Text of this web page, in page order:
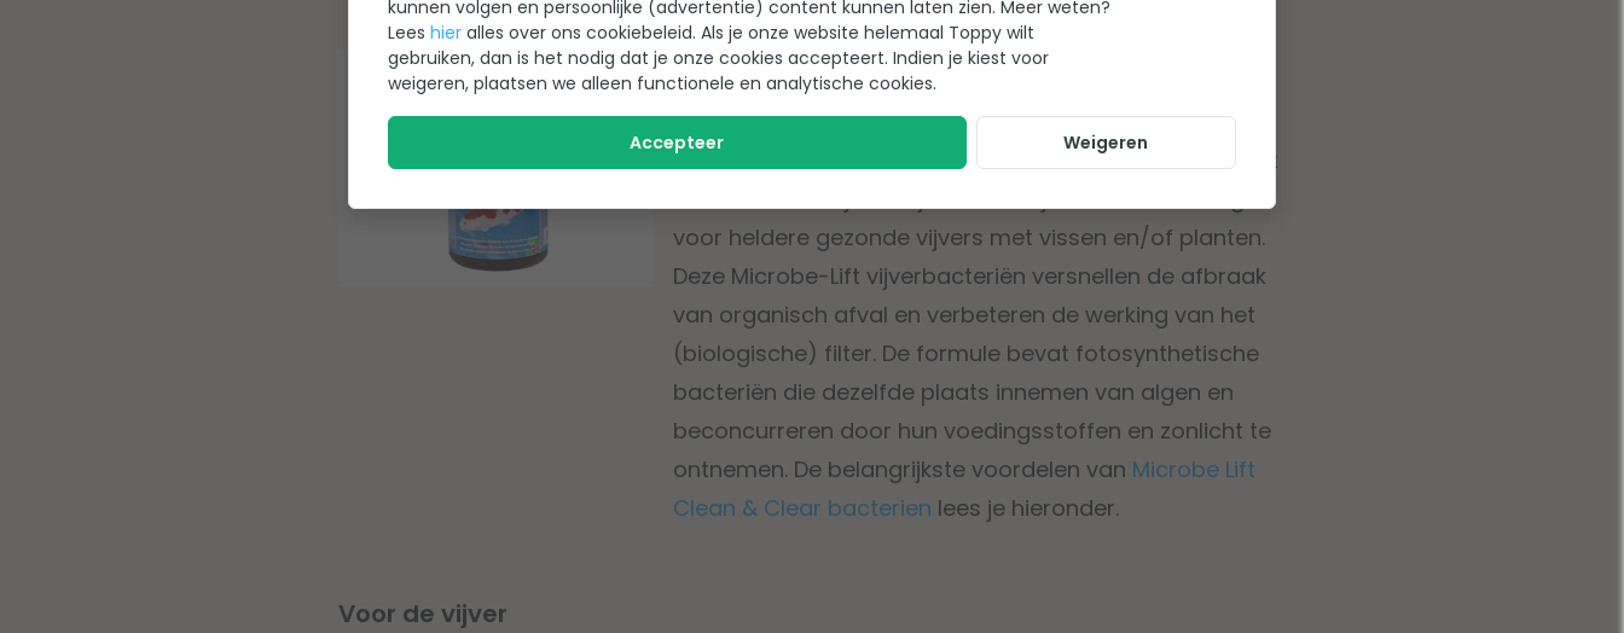
Nummer 1: Microbe-Lift Clean & Clear
vijverbacteriën
Microbe-Lift Clean & Clear is een totaalformule voor het
onderhoud van jouw vijver. Deze vijver bacteriën zorgen
voor heldere gezonde vijvers met vissen en/of planten.
Deze Microbe-Lift vijverbacteriën versnellen de afbraak
van organisch afval en verbeteren de werking van het
(biologische) filter. De formule bevat fotosynthetische
bacteriën die dezelfde plaats innemen van algen en
beconcurreren door hun voedingsstoffen en zonlicht te
ontnemen. De belangrijkste voordelen van Microbe Lift
Clean & Clear bacterien lees je hieronder.
Voor de vijver
kunnen volgen en persoonlijke (advertentie) content kunnen laten zien. Meer weten?
Lees hier alles over ons cookiebeleid. Als je onze website helemaal Toppy wilt
gebruiken, dan is het nodig dat je onze cookies accepteert. Indien je kiest voor
weigeren, plaatsen we alleen functionele en analytische cookies.
Accepteer Weigeren